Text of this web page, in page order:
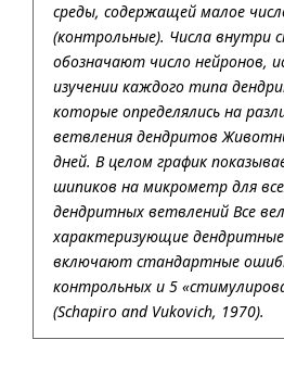
среды, содержащей малое
(контрольные). Числа внутри
обозначают число нейронов,
изучении каждого типа
которые определялись на
ветвления дендритов
дней. В целом график
шипиков на микрометр для
дендритных ветвлений Все
характеризующие
включают стандартные
контрольных и 5
(Schapiro and Vukovich, 1970).